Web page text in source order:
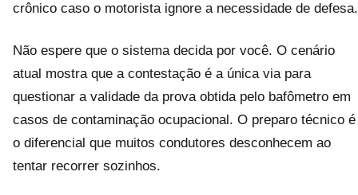
crônico caso o motorista ignore a necessidade de defesa.
Não espere que o sistema decida por você. O cenário
atual mostra que a contestação é a única via para
questionar a validade da prova obtida pelo bafômetro em
casos de contaminação ocupacional. O preparo técnico é
o diferencial que muitos condutores desconhecem ao
tentar recorrer sozinhos.